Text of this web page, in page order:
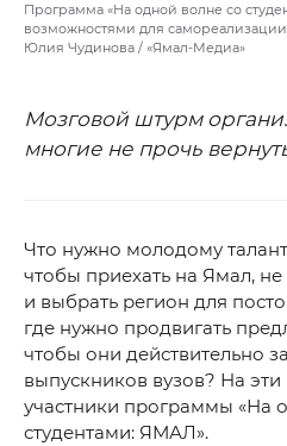
Программа «На одной волне со
возможностями для
Юлия Чудинова / «Ямал-Медиа»
Мозговой штурм
многие не прочь
Что нужно молодому
чтобы приехать на Ямал,
и выбрать регион для
где нужно продвигать
чтобы они действительно
выпускников вузов? На
участники программы «На
студентами: ЯМАЛ».